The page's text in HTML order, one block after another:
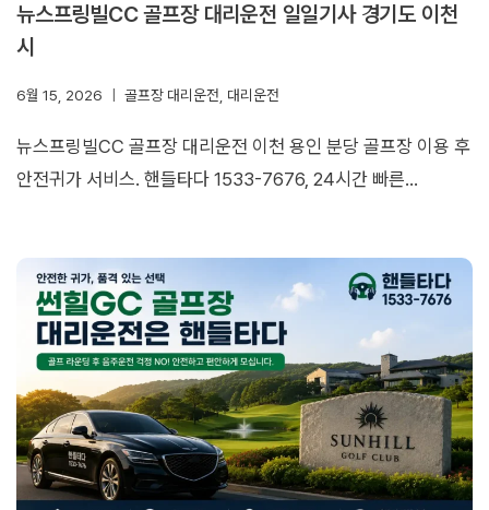
뉴스프링빌CC 골프장 대리운전 일일기사 경기도 이천
시
6월 15, 2026 골프장 대리운전 대리운전
뉴스프링빌CC 골프장 대리운전 이천 용인 분당 골프장 이용 후
안전귀가 서비스. 핸들타다 1533-7676, 24시간 빠른…